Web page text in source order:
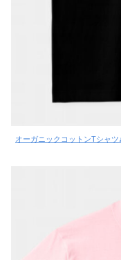
オーガニックコットンTシャ